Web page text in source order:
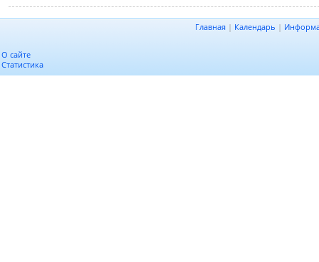
Главная | Календарь |
О сайте
Статистика